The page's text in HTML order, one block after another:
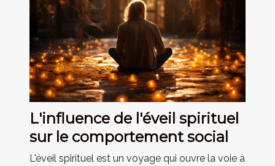
L'influence de l'éveil spirituel
sur le comportement social
L'éveil spirituel est un voyage qui ouvre la voie à